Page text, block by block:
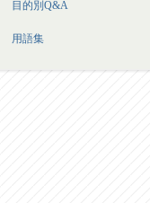
目的別Q&A
用語集